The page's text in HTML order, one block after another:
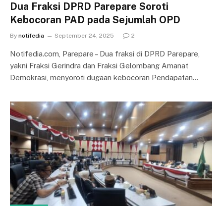
Dua Fraksi DPRD Parepare Soroti
Kebocoran PAD pada Sejumlah OPD
By notifedia September 24, 2025 2
Notifedia.com, Parepare – Dua fraksi di DPRD Parepare,
yakni Fraksi Gerindra dan Fraksi Gelombang Amanat
Demokrasi, menyoroti dugaan kebocoran Pendapatan…